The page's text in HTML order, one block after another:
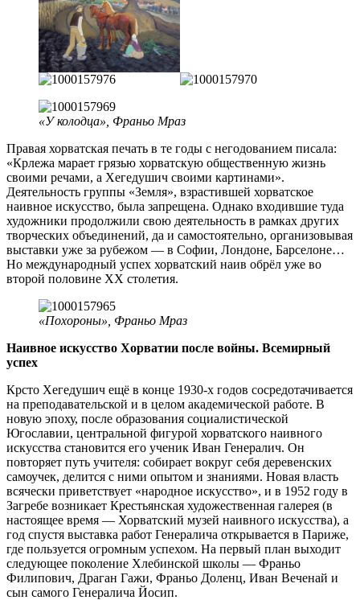
«У колодца», Франьо Мраз
Правая хорватская печать в те годы с негодованием писала:
«Крлежа марает грязью хорватскую общественную жизнь
своими речами, а Хегедушич своими картинами».
Деятельность группы «Земля», взрастившей хорватское
наивное искусство, была запрещена. Однако входившие туда
художники продолжили свою деятельность в рамках других
творческих объединений, да и самостоятельно, организовывая
выставки уже за рубежом — в Софии, Лондоне, Барселоне…
Но международный успех хорватский наив обрёл уже во
второй половине ХХ столетия.
«Похороны», Франьо Мраз
Наивное искусство Хорватии после войны. Всемирный
успех
Крсто Хегедушич ещё в конце 1930-х годов сосредотачивается
на преподавательской и в целом академической работе. В
новую эпоху, после образования социалистической
Югославии, центральной фигурой хорватского наивного
искусства становится его ученик Иван Генералич. Он
повторяет путь учителя: собирает вокруг себя деревенских
самоучек, делится с ними опытом и знаниями. Новая власть
всячески приветствует «народное искусство», и в 1952 году в
Загребе возникает Крестьянская художественная галерея (в
настоящее время — Хорватский музей наивного искусства), а
год спустя выставка работ Генералича открывается в Париже,
где пользуется огромным успехом. На первый план выходит
следующее поколение Хлебинской школы — Франьо
Филипович, Драган Гажи, Франьо Доленц, Иван Веченай и
сын самого Генералича Йосип.